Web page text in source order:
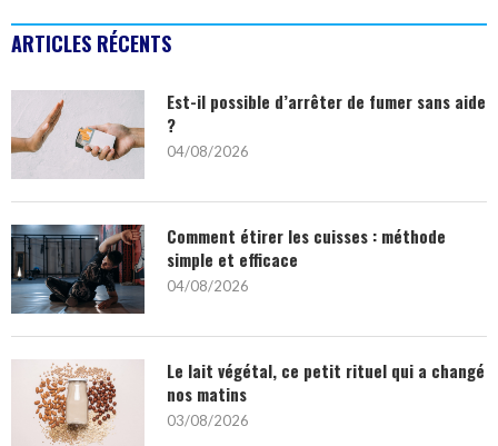
ARTICLES RÉCENTS
Est-il possible d’arrêter de fumer sans aide
?
04/08/2026
Comment étirer les cuisses : méthode
simple et efficace
04/08/2026
Le lait végétal, ce petit rituel qui a changé
nos matins
03/08/2026